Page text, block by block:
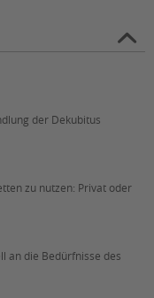
der Dekubitus
zu nutzen: Privat oder
an die Bedürfnisse des